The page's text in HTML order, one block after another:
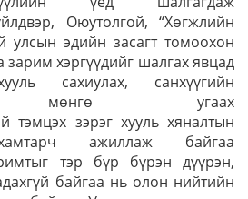
Оюутолгой, “Хөгжлийн
улсын эдийн засагт томоохон
зарим хэргүүдийг шалгах явцад
сахиулах, санхүүгийн
мөнгө угаах
тэмцэх зэрэг хууль хяналтын
хамтарч ажиллаж байгаа
тэр бүр бүрэн дүүрэн,
байгаа нь олон нийтийн